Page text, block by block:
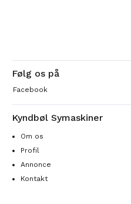
Følg os på
Facebook
Kyndbøl Symaskiner
Om os
Profil
Annonce
Kontakt